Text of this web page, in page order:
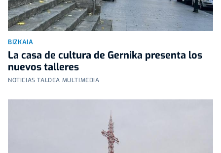
BIZKAIA
La casa de cultura de Gernika presenta los
nuevos talleres
NOTICIAS TALDEA MULTIMEDIA